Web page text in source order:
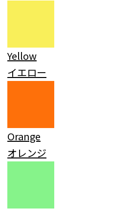
Yellow
イエロー
Orange
オレンジ